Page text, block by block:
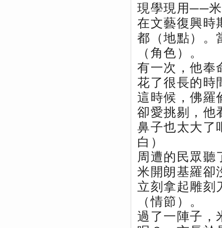
現學現用──
在文藝復興時
都（地點）。
（角色）。
有一次，他奉
花了很長的時
這時候，佛羅
卻愛挑剔，他
鼻子也太大了
白）
周遭的民眾聽
米開朗基羅卻
立刻拿起雕刻
（情節）。
過了一陣子，